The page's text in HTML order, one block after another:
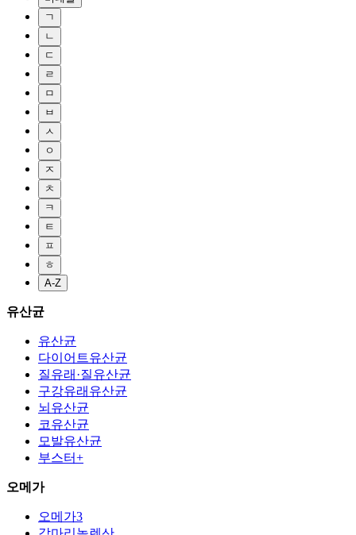
ㄱ
ㄴ
ㄷ
ㄹ
ㅁ
ㅂ
ㅅ
ㅇ
ㅈ
ㅊ
ㅋ
ㅌ
ㅍ
ㅎ
A-Z
유산균
유산균
다이어트유산균
질유래·질유산균
구강유래유산균
뇌유산균
코유산균
모발유산균
부스터+
오메가
오메가3